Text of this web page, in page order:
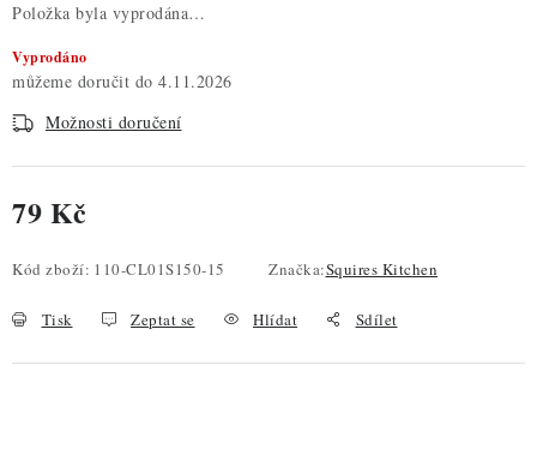
Nepřevzetí zásilky na dobírku
Položka byla vyprodána…
Vyprodáno
4.11.2026
Možnosti doručení
79 Kč
Kód zboží: 110-CL01S150-15 Značka:Squires Kitchen
Tisk Zeptat se Hlídat Sdílet